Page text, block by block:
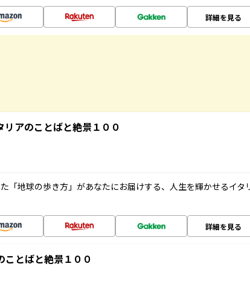
詳細を見る
アのことばと絶景１００
「地球の歩き方」があなたにお届けする、人生を輝かせるイタ
詳細を見る
とばと絶景１００